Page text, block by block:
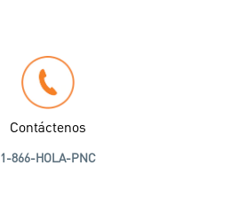
Contáctenos
1-866-HOLA-PNC